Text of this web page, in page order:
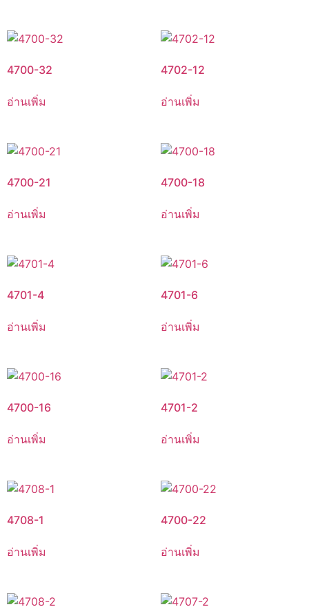
4700-32
อ่านเพิ่ม
4702-12
อ่านเพิ่ม
4700-21
อ่านเพิ่ม
4700-18
อ่านเพิ่ม
4701-4
อ่านเพิ่ม
4701-6
อ่านเพิ่ม
4700-16
อ่านเพิ่ม
4701-2
อ่านเพิ่ม
4708-1
อ่านเพิ่ม
4700-22
อ่านเพิ่ม